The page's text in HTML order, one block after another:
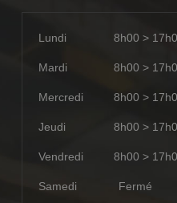
Lundi 8h00 >
Mardi 8h00 >
Mercredi 8h00 >
Jeudi 8h00 >
Vendredi 8h00 >
Samedi